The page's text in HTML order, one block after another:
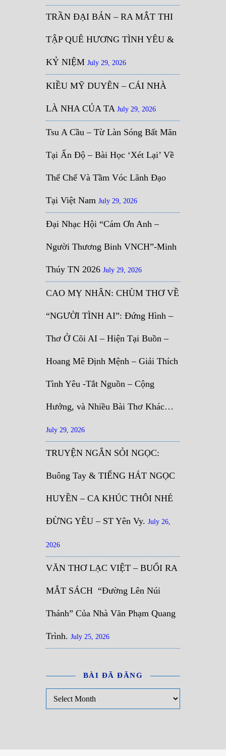
TRẦN ĐẠI BẢN – RA MẮT THI
TẬP QUÊ HƯƠNG TÌNH YÊU &
KỶ NIỆM July 29, 2026
KIỀU MỸ DUYÊN – CÁI NHÀ
LÀ NHA CỦA TA July 29, 2026
Tsu A Cầu – Từ Làn Sóng Bất Mãn
Tại Ấn Độ – Bài Học ‘Xét Lại’ Về
Thể Chế Và Tầm Vóc Lãnh Đạo
Tại Việt Nam July 29, 2026
Đại Nhạc Hội “Cám Ơn Anh –
Người Thương Binh VNCH”-Minh
Thúy TN 2026 July 29, 2026
CAO MỴ NHÂN: CHÙM THƠ VỀ
“NGƯỜI TÌNH AI”: Đứng Hình –
Thơ Ở Cõi AI – Hiện Tại Buồn –
Hoang Mê Định Mệnh – Giải Thích
Tình Yêu -Tắt Nguồn – Cộng
Hưởng, và Nhiều Bài Thơ Khác…
July 29, 2026
TRUYỆN NGẮN SỎI NGỌC:
Buông Tay & TIẾNG HÁT NGỌC
HUYỀN – CA KHÚC THÔI NHÉ
ĐỪNG YÊU – ST Yên Vy. July 26,
2026
VĂN THƠ LẠC VIỆT – BUỔI RA
MẮT SÁCH “Đường Lên Núi
Thánh” Của Nhà Văn Phạm Quang
Trình. July 25, 2026
BÀI ĐÃ ĐĂNG